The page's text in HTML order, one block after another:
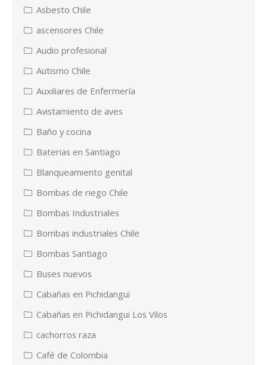
Asbesto Chile
ascensores Chile
Audio profesional
Autismo Chile
Auxiliares de Enfermería
Avistamiento de aves
Baño y cocina
Baterias en Santiago
Blanqueamiento genital
Bombas de riego Chile
Bombas Industriales
Bombas industriales Chile
Bombas Santiago
Buses nuevos
Cabañas en Pichidangui
Cabañas en Pichidangui Los Vilos
cachorros raza
Café de Colombia